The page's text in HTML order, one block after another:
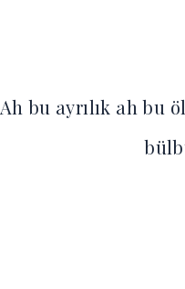
Ah bu ayrılık ah bu